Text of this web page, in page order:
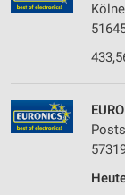
Messung der
Analyse von
Entwicklung und
Verwendung